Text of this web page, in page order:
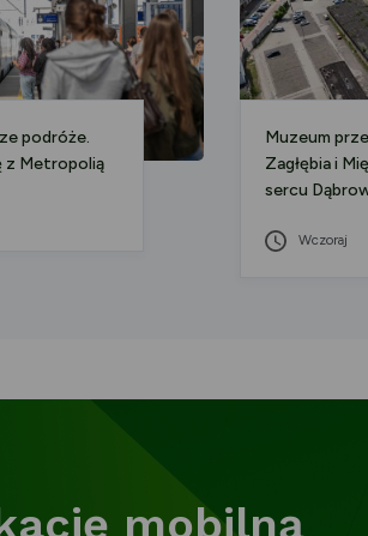
podróże.
z Metropolią
Muzeum
Zagłębia i
sercu
Wczoraj
mobilną